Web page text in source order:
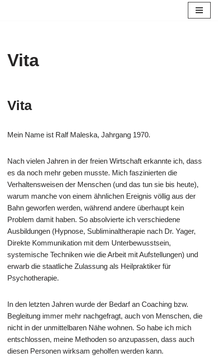
Vita
Vita
Mein Name ist Ralf Maleska, Jahrgang 1970.
Nach vielen Jahren in der freien Wirtschaft erkannte ich, dass
es da noch mehr geben musste. Mich faszinierten die
Verhaltensweisen der Menschen (und das tun sie bis heute),
warum manche von einem ähnlichen Ereignis völlig aus der
Bahn geworfen werden, während andere überhaupt kein
Problem damit haben. So absolvierte ich verschiedene
Ausbildungen (Hypnose, Subliminaltherapie nach Dr. Yager,
Direkte Kommunikation mit dem Unterbewusstsein,
systemische Techniken wie die Arbeit mit Aufstellungen) und
erwarb die staatliche Zulassung als Heilpraktiker für
Psychotherapie.
In den letzten Jahren wurde der Bedarf an Coaching bzw.
Begleitung immer mehr nachgefragt, auch von Menschen, die
nicht in der unmittelbaren Nähe wohnen. So habe ich mich
entschlossen, meine Methoden so anzupassen, dass auch
diesen Personen wirksam geholfen werden kann.